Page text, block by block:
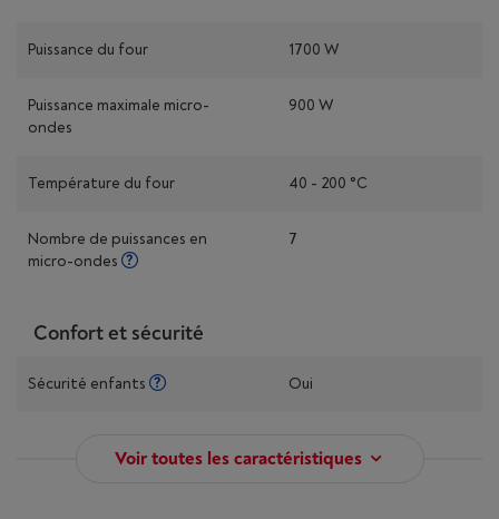
Puissance du four 1700 W
Puissance maximale micro-
ondes
900 W
Température du four 40 - 200 °C
Nombre de puissances en
micro-ondes
7
Confort et sécurité
Sécurité enfants Oui
Voir toutes les caractéristiques